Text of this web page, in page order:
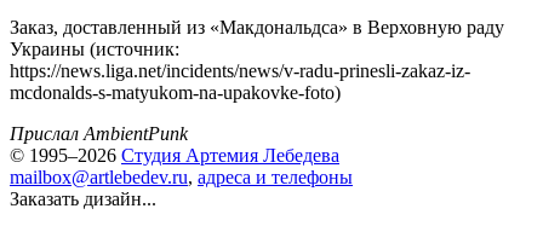
Заказ, доставленный из «Макдональдса» в Верховную раду
Украины (источник:
https://news.liga.net/incidents/news/v-radu-prinesli-zakaz-iz-
mcdonalds-s-matyukom-na-upakovke-foto)
Прислал AmbientPunk
© 1995–2026 Студия Артемия Лебедева
mailbox@artlebedev.ru, адреса и телефоны
Заказать дизайн...